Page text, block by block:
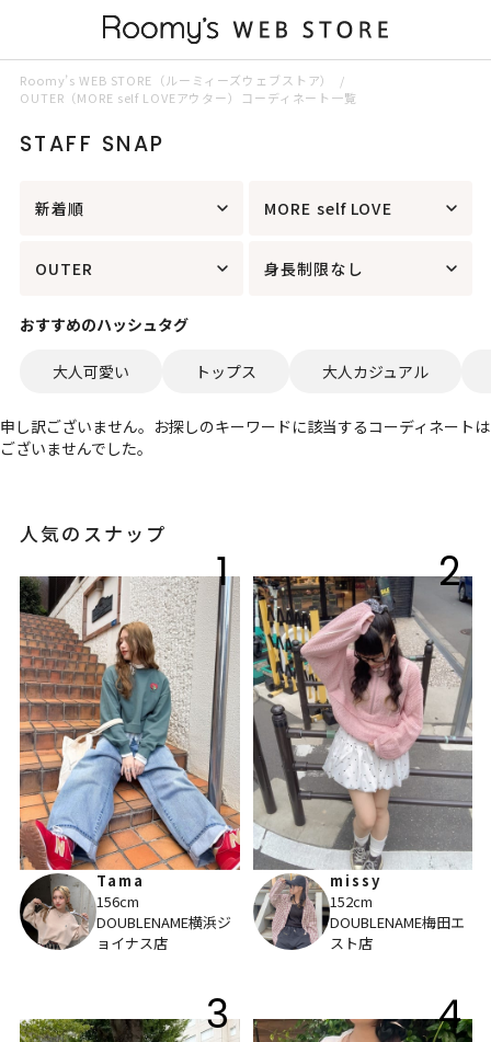
Roomy’s WEB STORE（ルーミィーズウェブストア）
OUTER（MORE self LOVEアウター）コーディネート一覧
STAFF SNAP
新着順 MORE self LOVE
OUTER 身長制限なし
おすすめのハッシュタグ
大人可愛い トップス 大人カジュアル
申し訳ございません。お探しのキーワードに該当するコーディネートは
ございませんでした。
人気のスナップ
1
Tama
156cm
DOUBLENAME横浜ジ
ョイナス店
2
missy
152cm
DOUBLENAME梅田エ
スト店
3 4